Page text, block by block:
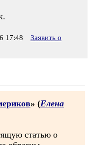
17:48
Заявить о
» (Елена
статью о